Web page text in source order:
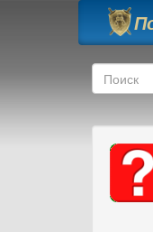
Перейти к основному
Поиск